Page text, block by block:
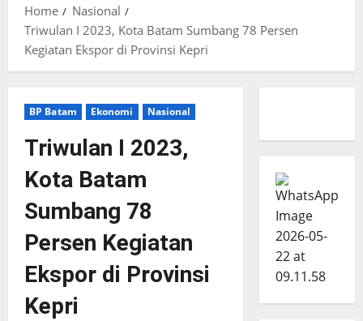
Home
Nasional
Triwulan I 2023, Kota Batam Sumbang 78 Persen
Kegiatan Ekspor di Provinsi Kepri
BP Batam Ekonomi Nasional
Triwulan I 2023,
Kota Batam
Sumbang 78
Persen Kegiatan
Ekspor di Provinsi
Kepri